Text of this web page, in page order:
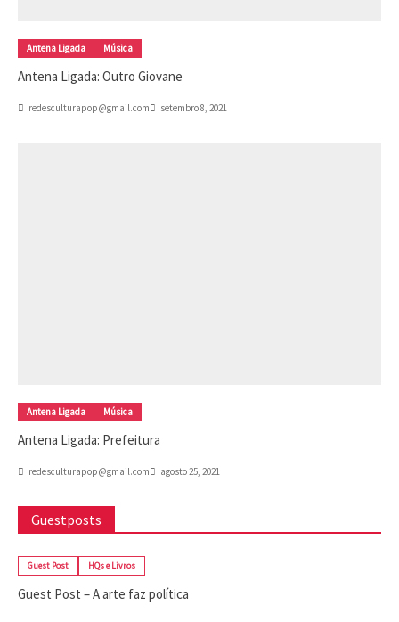
Antena Ligada Música
Antena Ligada: Outro Giovane
redesculturapop@gmail.com setembro 8, 2021
Antena Ligada Música
Antena Ligada: Prefeitura
redesculturapop@gmail.com agosto 25, 2021
Guestposts
Guest Post HQs e Livros
Guest Post – A arte faz política